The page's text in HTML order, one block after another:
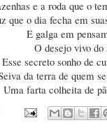
e a roda que o
que o dia fecha em
E galga em
O desejo vivo do
Esse secreto sonho de
da terra de quem
Uma farta colheita de